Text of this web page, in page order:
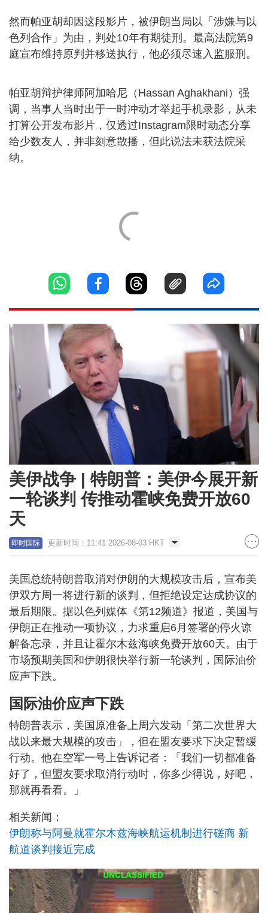
然而帕亚胡却因这段影片，被伊朗当局以「涉嫌与以
色列合作」为由，判处10年有期徒刑。最高法院第9
庭宣布维持原判并移送执行，他必须尽速入监服刑。
帕亚胡辩护律师阿加哈尼（Hassan Aghakhani）强
调，当事人当时出于一时冲动才举起手机录影，从未
打算公开发布影片，仅透过Instagram限时动态分享
给少数友人，并非刻意散播，但此说法未获法院采
纳。
美伊战争 | 特朗普：美伊今展开新
一轮谈判 传推动霍峡免费开放60
天
即时国际 更新时间：11:41 2026-08-03 HKT
美国总统特朗普取消对伊朗的大规模攻击后，宣布美
伊双方周一将进行新的谈判，但拒绝设定达成协议的
最后期限。据以色列媒体《第12频道》报道，美国与
伊朗正在推动一项协议，力求重启6月签署的停火谅
解备忘录，并且让霍尔木兹海峡免费开放60天。由于
市场预期美国和伊朗很快举行新一轮谈判，国际油价
应声下跌。
国际油价应声下跌
特朗普表示，美国原准备上周六发动「第二次世界大
战以来最大规模的攻击」，但在盟友要求下决定暂缓
行动。他在空军一号上告诉记者：「我们一切都准备
好了，但盟友要求取消行动时，你多少得说，好吧，
那就再看看。」
相关新闻：
伊朗称与阿曼就霍尔木兹海峡航运机制进行磋商 新
航道谈判接近完成